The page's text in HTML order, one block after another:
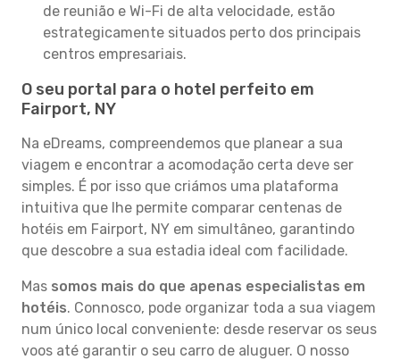
de reunião e Wi-Fi de alta velocidade, estão
estrategicamente situados perto dos principais
centros empresariais.
O seu portal para o hotel perfeito em
Fairport, NY
Na eDreams, compreendemos que planear a sua
viagem e encontrar a acomodação certa deve ser
simples. É por isso que criámos uma plataforma
intuitiva que lhe permite comparar centenas de
hotéis em Fairport, NY em simultâneo, garantindo
que descobre a sua estadia ideal com facilidade.
Mas somos mais do que apenas especialistas em
hotéis. Connosco, pode organizar toda a sua viagem
num único local conveniente: desde reservar os seus
voos até garantir o seu carro de aluguer. O nosso